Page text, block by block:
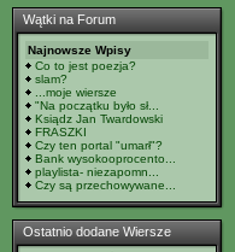
Wątki na Forum
Najnowsze Wpisy
Co to jest poezja?
slam?
...moje wiersze
"Na początku było sł...
Ksiądz Jan Twardowski
FRASZKI
Czy ten portal "umarł"?
Bank wysokooprocento...
playlista- niezapomn...
Czy są przechowywane...
Ostatnio dodane Wiersze